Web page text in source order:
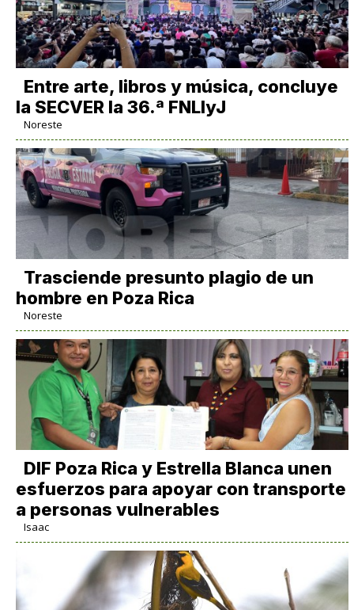
Entre arte, libros y música, concluye
la SECVER la 36.ª FNLIyJ
Noreste
Trasciende presunto plagio de un
hombre en Poza Rica
Noreste
DIF Poza Rica y Estrella Blanca unen
esfuerzos para apoyar con transporte
a personas vulnerables
Isaac